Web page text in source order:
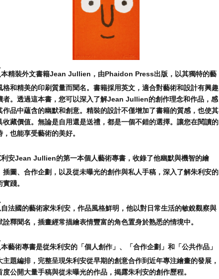
本精裝外文書籍Jean Jullien，由Phaidon Press出版，以其獨特的藝
格和精美的印刷質量而聞名。書籍採用英文，適合對藝術和設計有興趣
者。透過這本書，您可以深入了解Jean Jullien的創作理念和作品，感
作品中蘊含的幽默和創意。精裝的設計不僅增加了書籍的質感，也使其
收藏價值。無論是自用還是送禮，都是一個不錯的選擇。讓您在閱讀的
，也能享受藝術的美好。
利安Jean Jullien的第一本個人藝術專書，收錄了他幽默與機智的繪
插圖、合作企劃，以及從未曝光的創作與私人手稿，深入了解朱利安的
踐。
自法國的藝術家朱利安，作品風格鮮明，他以對日常生活的敏銳觀察與
詮釋聞名，插畫經常描繪表情豐富的角色置身於熟悉的情境中。
本藝術專書是從朱利安的「個人創作」、「合作企劃」和「公共作品」
主題編排，完整呈現朱利安從早期的創意合作到近年專注繪畫的發展，
度公開大量手稿與從未曝光的作品，揭露朱利安的創作歷程。